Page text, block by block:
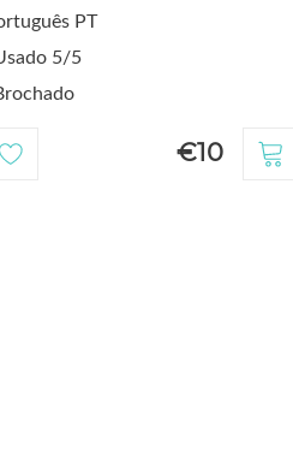
PT
5/5
€10